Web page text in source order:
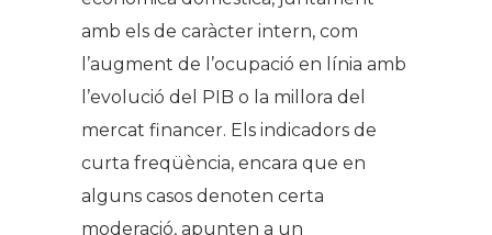
amb els de caràcter intern, com
l’augment de l’ocupació en línia amb
l’evolució del PIB o la millora del
mercat financer. Els indicadors de
curta freqüència, encara que en
alguns casos denoten certa
moderació, apunten a un